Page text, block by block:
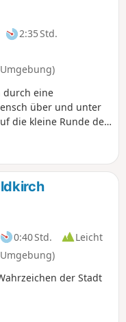
2:35 Std.
durch eine
über und unter
die kleine Runde des
St. Anna Stollens,
aus den Stollen
0:40 Std.
Leicht
der Stadt